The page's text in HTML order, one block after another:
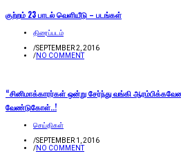
குற்றம் 23 பாடல் வெளியீடு – படங்கள்
திரைப்படம்
/SEPTEMBER 2, 2016
/NO COMMENT
“சினிமாக்காரர்கள் ஒன்று சேர்ந்து வங்கி
வேண்டுகோள்..!
செய்திகள்
/SEPTEMBER 1, 2016
/NO COMMENT